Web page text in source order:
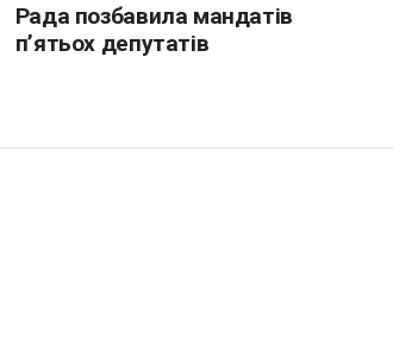
Рада позбавила мандатів
п’ятьох депутатів